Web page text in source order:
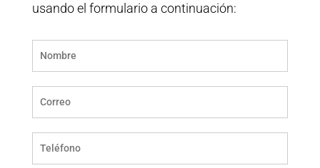
usando el formulario a continuación: